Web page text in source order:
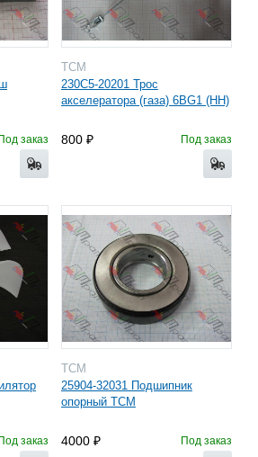
Под заказ
TCM
230C5-20201 Трос
акселератора (газа) 6BG1 (HH)
800 Под заказ
Под заказ
TCM
25904-32031 Подшипник
опорный TCM
4000 Под заказ